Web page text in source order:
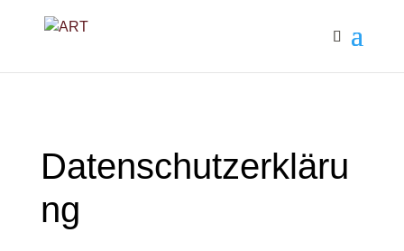
Datenschutzerkläru
ng